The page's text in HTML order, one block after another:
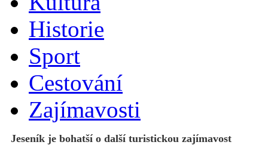
Historie
Sport
Cestování
Zajímavosti
Jeseník je bohatší o další turistickou zajímavost